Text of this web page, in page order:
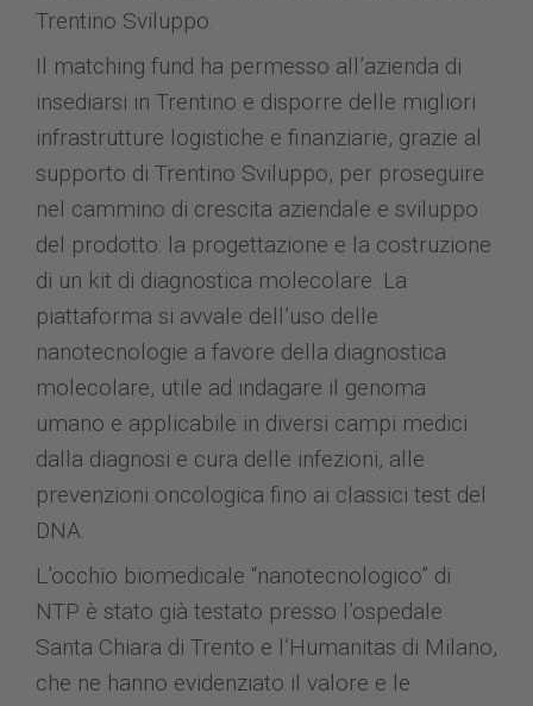
Trentino Sviluppo.
Il matching fund ha permesso all’azienda di
insediarsi in Trentino e disporre delle migliori
infrastrutture logistiche e finanziarie, grazie al
supporto di Trentino Sviluppo, per proseguire
nel cammino di crescita aziendale e sviluppo
del prodotto: la progettazione e la costruzione
di un kit di diagnostica molecolare. La
piattaforma si avvale dell’uso delle
nanotecnologie a favore della diagnostica
molecolare, utile ad indagare il genoma
umano e applicabile in diversi campi medici
dalla diagnosi e cura delle infezioni, alle
prevenzioni oncologica fino ai classici test del
DNA.
L’occhio biomedicale “nanotecnologico” di
NTP è stato già testato presso l’ospedale
Santa Chiara di Trento e l’Humanitas di Milano,
che ne hanno evidenziato il valore e le